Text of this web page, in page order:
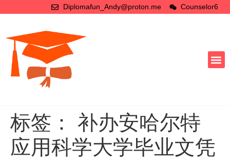
Diplomafun_Andy@proton.me Counselor6
标签： 补办安哈尔特
应用科学大学毕业文凭